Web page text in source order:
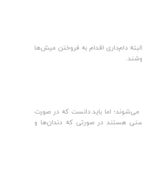
دام‌داری اقدام به فروختن میش‌ها
که به سن ۵ یا ۶ سال می‌رسند از گله حذف می‌شوند؛ اما باید دانست که در صورت
هستند در صورتی که دندان‌ها و